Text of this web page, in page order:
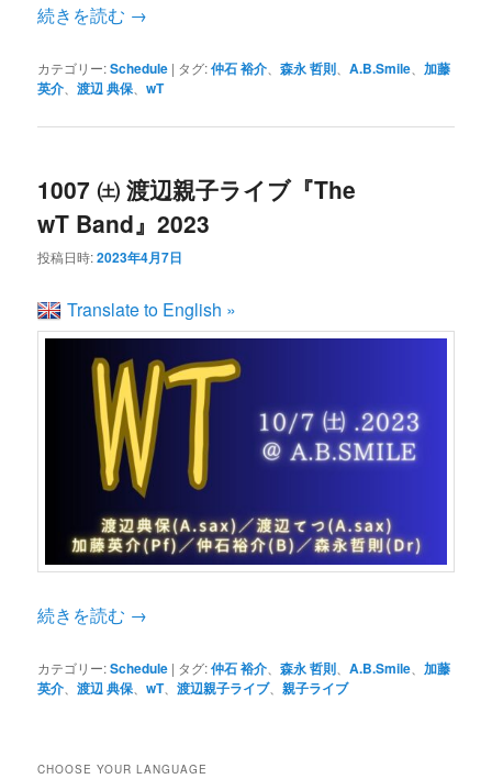
続きを読む →
カテゴリー:Schedule | タグ:仲石 裕介 、森永 哲則 、A.B.Smile 、加藤
英介 、渡辺 典保 、wT
1007 ㈯ 渡辺親子ライブ『The
wT Band』2023
投稿日時:2023年4月7日
Translate to English »
続きを読む →
カテゴリー:Schedule | タグ:仲石 裕介 、森永 哲則 、A.B.Smile 、加藤
英介 、渡辺 典保 、wT、渡辺親子ライブ、親子ライブ
CHOOSE YOUR LANGUAGE